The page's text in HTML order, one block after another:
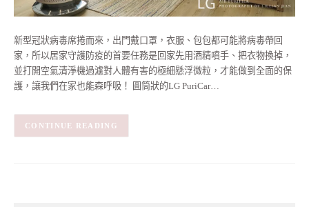
新型冠狀病毒席捲而來，出門戴口罩，衣服、包包都可能將病毒帶回
家，所以居家守護防疫的首要任務是回家先用酒精噴手、把衣物換掉，
並打開空氣清淨機過濾對人體有害的極細懸浮微粒，才能做到全面的保
護，讓我們在家也能森呼吸！ 圓筒狀的LG PuriCar…
CONTINUE READING